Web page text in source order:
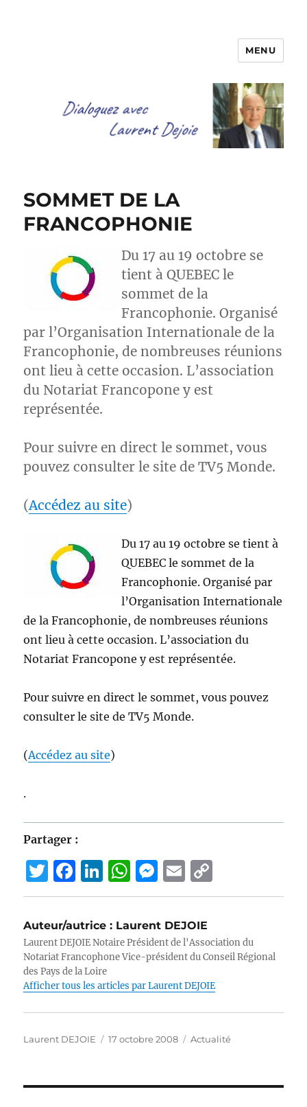
Dialoguez avec Laurent Dejoie
MENU
SOMMET DE LA
FRANCOPHONIE
Du 17 au 19 octobre se
tient à QUEBEC le
sommet de la
Francophonie. Organisé
par l’Organisation Internationale de la
Francophonie, de nombreuses réunions
ont lieu à cette occasion. L’association
du Notariat Francopone y est
représentée.
Pour suivre en direct le sommet, vous
pouvez consulter le site de TV5 Monde.
(Accédez au site)
Du 17 au 19 octobre se tient à
QUEBEC le sommet de la
Francophonie. Organisé par
l’Organisation Internationale
de la Francophonie, de nombreuses réunions
ont lieu à cette occasion. L’association du
Notariat Francopone y est représentée.
Pour suivre en direct le sommet, vous pouvez
consulter le site de TV5 Monde.
(Accédez au site)
.
Partager :
T
w
it
te
r
F
a
c
e
b
o
Li
n
e
d
I
W
h
s
A
p
M
e
ss
e
n
g
E
m
ai
l
o
y
Li
n
Auteur/autrice : Laurent DEJOIE
Laurent DEJOIE Notaire Président de l'Association du
Notariat Francophone Vice-président du Conseil Régional
des Pays de la Loire
Afficher tous les articles par Laurent DEJOIE
Auteur
Laurent DEJOIE
Publié
17 octobre 2008 Catégories
Actualité